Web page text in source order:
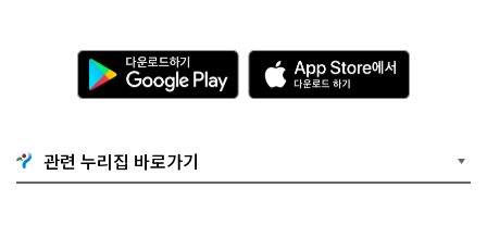
다
운
로
기
G
o
A
p
p
e
관련 누리집 바로가기